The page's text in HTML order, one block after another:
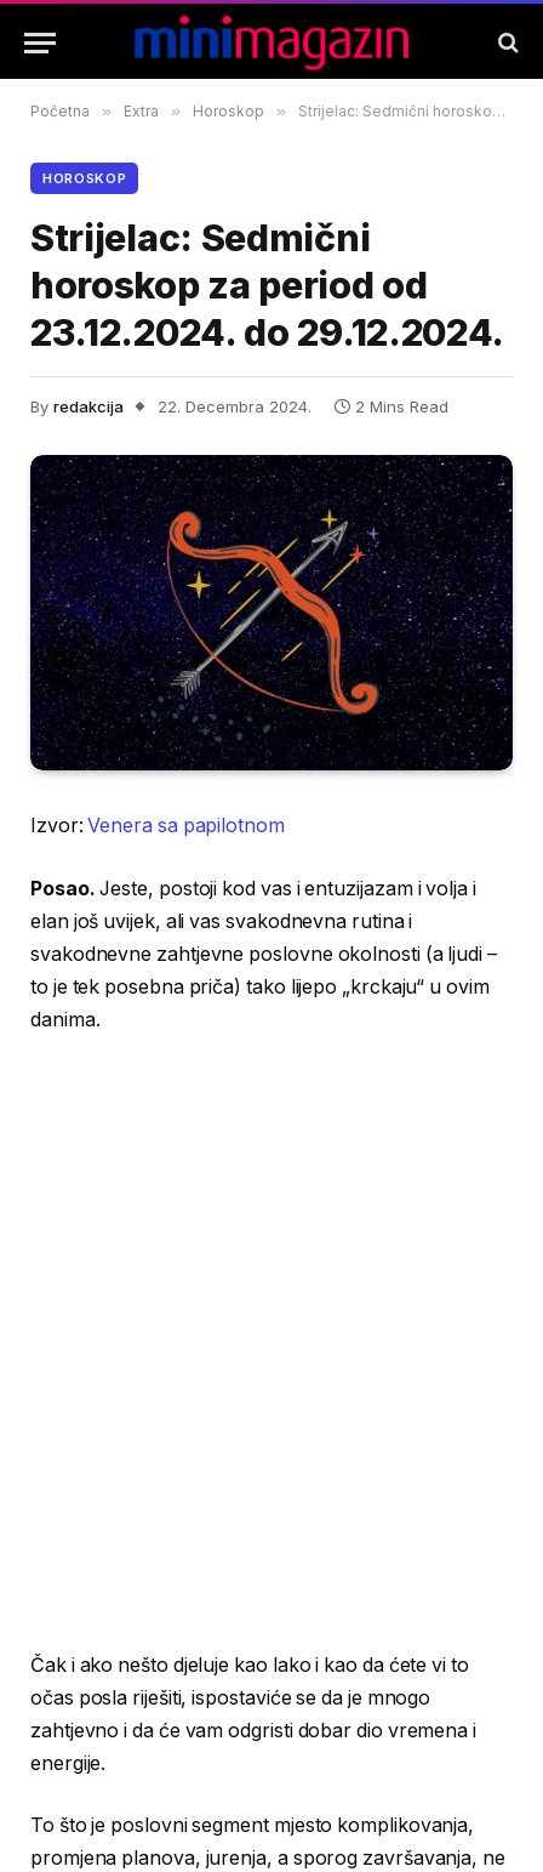
Početna » Extra » Horoskop » Strijelac: Sedmični horoskop za period od 23.12.2024. do 29.12.2024.
HOROSKOP
Strijelac: Sedmični
horoskop za period od
23.12.2024. do 29.12.2024.
By redakcija 22. Decembra 2024. 2 Mins Read
Izvor:Venera sa papilotnom
Posao. Jeste, postoji kod vas i entuzijazam i volja i
elan još uvijek, ali vas svakodnevna rutina i
svakodnevne zahtjevne poslovne okolnosti (a ljudi –
to je tek posebna priča) tako lijepo „krckaju“ u ovim
danima.
Čak i ako nešto djeluje kao lako i kao da ćete vi to
očas posla riješiti, ispostaviće se da je mnogo
zahtjevno i da će vam odgristi dobar dio vremena i
energije.
To što je poslovni segment mjesto komplikovanja,
promjena planova, jurenja, a sporog završavanja, ne